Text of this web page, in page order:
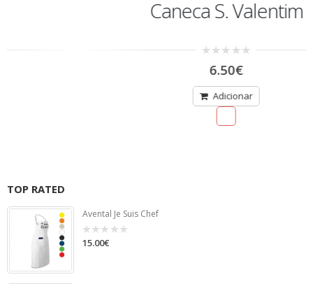
Caneca S. Valentim
TOP RATED
Avental Je Suis Chef
0
15.00€